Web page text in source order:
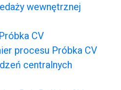
wewnętrznej
CV
procesu Próbka CV
centralnych